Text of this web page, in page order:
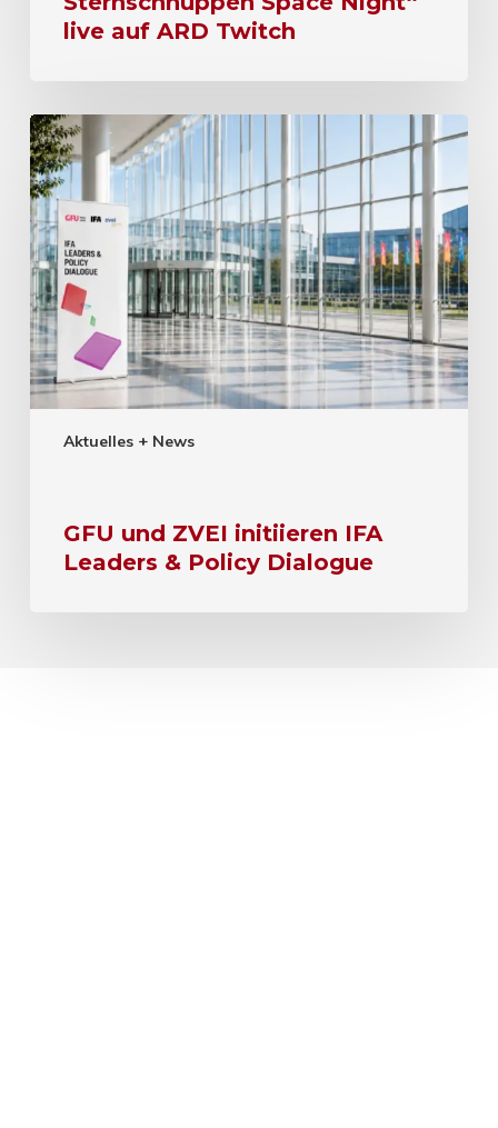
live auf ARD Twitch
Aktuelles + News
GFU und ZVEI initiieren IFA
Leaders & Policy Dialogue